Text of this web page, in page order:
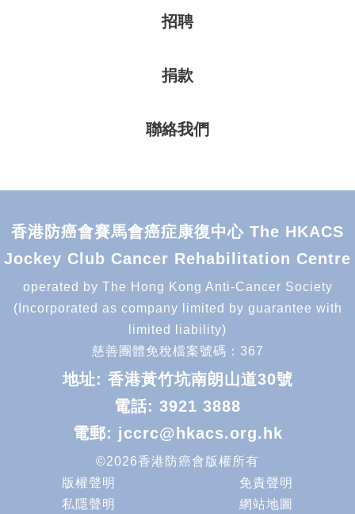
招聘
捐款
聯絡我們
香港防癌會賽馬會癌症康復中心 The HKACS
Jockey Club Cancer Rehabilitation Centre
operated by The Hong Kong Anti-Cancer Society
(Incorporated as company limited by guarantee with
limited liability)
慈善團體免稅檔案號碼：367
地址: 香港黃竹坑南朗山道30號
電話: 3921 3888
電郵: jccrc@hkacs.org.hk
©2026香港防癌會版權所有
版權聲明
免責聲明
私隱聲明
網站地圖